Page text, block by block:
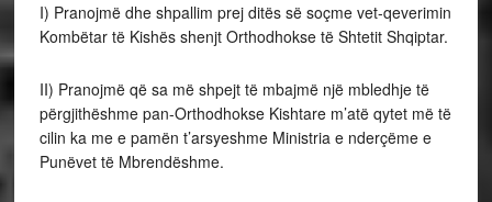
I) Pranojmë dhe shpallim prej ditës së soçme vet-qeverimin
Kombëtar të Kishës shenjt Orthodhokse të Shtetit Shqiptar.
II) Pranojmë që sa më shpejt të mbajmë një mbledhje të
përgjithëshme pan-Orthodhokse Kishtare m’atë qytet më të
cilin ka me e pamën t’arsyeshme Ministria e nderçëme e
Punëvet të Mbrendëshme.